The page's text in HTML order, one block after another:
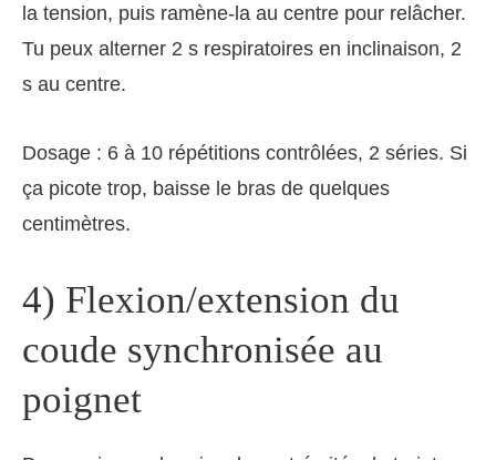
la tension, puis ramène‑la au centre pour relâcher.
Tu peux alterner 2 s respiratoires en inclinaison, 2
s au centre.
Dosage : 6 à 10 répétitions contrôlées, 2 séries. Si
ça picote trop, baisse le bras de quelques
centimètres.
4) Flexion/extension du
coude synchronisée au
poignet